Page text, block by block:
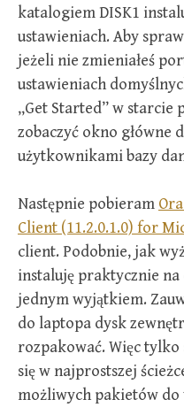
katalogiem DISK1
ustawieniach. Aby
jeżeli nie zmieniałeś
ustawieniach
„Get Started” w
zobaczyć okno główne
użytkownikami bazy
Następnie pobieram
Client (11.2.0.1.0) for
client. Podobnie, jak
instaluję praktycznie
jednym wyjątkiem.
do laptopa dysk
rozpakować. Więc
się w najprostszej
możliwych pakietów